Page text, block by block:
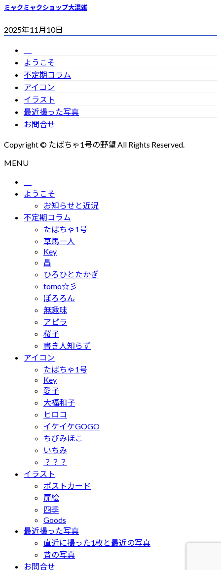
ミャクミャクショップ大混雑
2025年11月10日
ようこそ
不定期コラム
アイコン
イラスト
最近撮った写真
お問合せ
Copyright © たばちゃ1号の野望 All Rights Reserved.
MENU
ようこそ
お知らせと近況
不定期コラム
たばちゃ1号
草馬一人
Key
昌
ひろひとたかぎ
tomo☆彡
ぽろろん
無趣味
アピラ
桜子
書き人知らず
アイコン
たばちゃ1号
Key
愛子
大福和子
ヒロコ
イケイケGOGO
ちびみほこ
いちみ
？？？
イラスト
ポストカード
扉絵
四季
Goods
最近撮った写真
直近に撮った1枚と最近の写真
昔の写真
お問合せ